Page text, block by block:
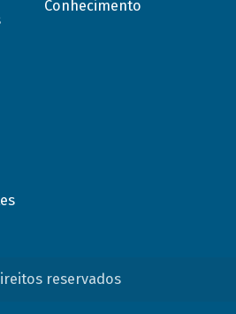
Conhecimento
reservados